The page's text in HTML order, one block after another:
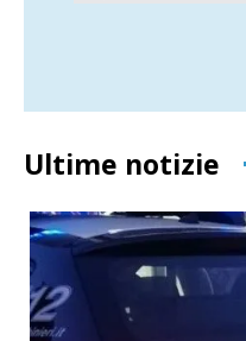
Ultime notizie